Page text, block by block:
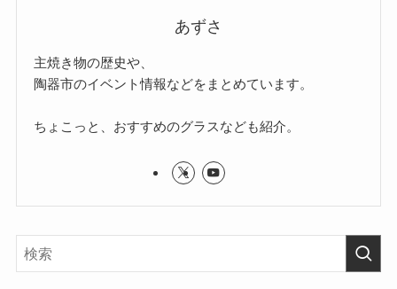
あずさ
主焼き物の歴史や、
陶器市のイベント情報などをまとめています。
ちょこっと、おすすめのグラスなども紹介。